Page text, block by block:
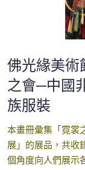
佛光緣美術
之會─中國
族服裝
本畫冊彙集「霓裳
展」的展品，共收
個角度向人們展示